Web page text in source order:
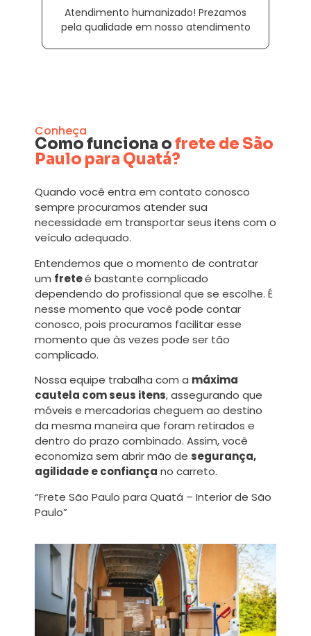
Atendimento humanizado! Prezamos
pela qualidade em nosso atendimento
Conheça
Como funciona ofrete de São
Paulo para Quatá?
Quando você entra em contato conosco
sempre procuramos atender sua
necessidade em transportar seus itens com o
veículo adequado.
Entendemos que o momento de contratar
um freteé bastante complicado
dependendo do profissional que se escolhe. É
nesse momento que você pode contar
conosco, pois procuramos facilitar esse
momento que às vezes pode ser tão
complicado.
Nossa equipe trabalha com a máxima
cautela com seus itens, assegurando que
móveis e mercadorias cheguem ao destino
da mesma maneira que foram retirados e
dentro do prazo combinado. Assim, você
economiza sem abrir mão de segurança,
agilidade e confiança no carreto.
“Frete São Paulo para Quatá – Interior de São
Paulo”